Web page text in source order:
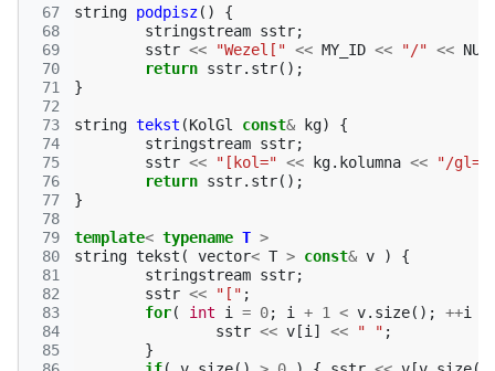
67
68
69
70
71
72
73
74
75
76
77
78
79
80
81
82
83
84
85
string podpisz()
{
stringstream sstr;
sstr << "Wezel[" << MY_ID << "/" <<
return sstr. str();
}
string tekst (KolGl const& kg)
{
stringstream sstr;
sstr << "[kol=" << kg. kolumna <<
"/gl="
return sstr. str();
}
template< typename T >
string tekst ( vector< T > const& v )
{
stringstream sstr;
sstr << "[" ;
for( int i = 0; i + 1 < v. size(); ++i
sstr << v [i ] << " " ;
}